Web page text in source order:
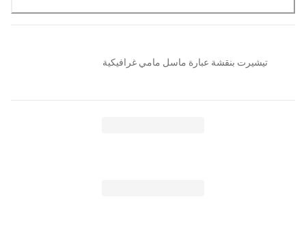
تيشيرت بنقشة عبارة ماسل مامي غرافيكية